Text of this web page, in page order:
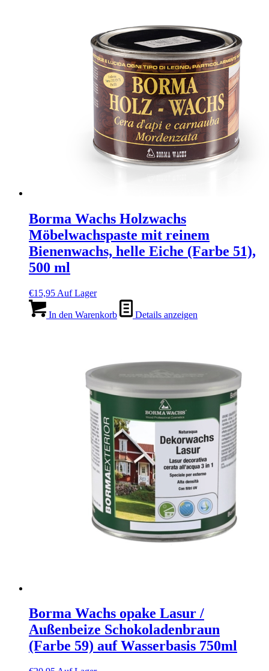
Borma Wachs Holzwachs
Möbelwachspaste mit reinem
Bienenwachs, helle Eiche (Farbe 51),
500 ml
€15,95 Auf Lager
In den Warenkorb Details anzeigen
Borma Wachs opake Lasur /
Außenbeize Schokoladenbraun
(Farbe 59) auf Wasserbasis 750ml